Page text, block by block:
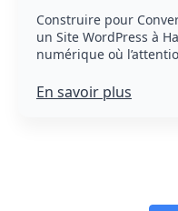
Construire pour
un Site WordPress à
numérique où
En savoir plus